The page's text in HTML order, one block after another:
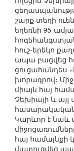
շարք տեղի
եղեռնի 95-
հուշ-երեկո
ապա բացվեց
ցուցահանդես
խորագրով։
միայն հայ
Չեխիայի և
հասարակական,
Կարևոր է նաև
հայ համայնքի
մատուցվեց